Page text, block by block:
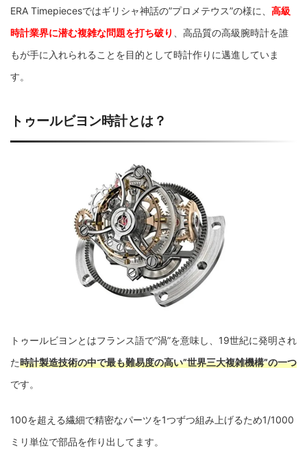
ERA Timepiecesではギリシャ神話の”プロメテウス”の様に、 高級
時計業界に潜む複雑な問題を打ち破り
、高品質の高級腕時計を誰
もが手に入れられることを目的として時計作りに邁進していま
す。
トゥールビヨン時計とは？
トゥールビヨンとはフランス語で”渦”を意味し、19世紀に発明され
た時計製造技術の中で最も難易度の高い”世界三大複雑機構”の一つ
です。
100を超える繊細で精密なパーツを1つずつ組み上げるため1/1000
ミリ単位で部品を作り出してます。